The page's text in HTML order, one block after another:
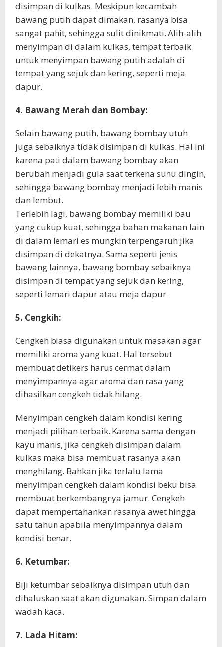
disimpan di kulkas. Meskipun kecambah
bawang putih dapat dimakan, rasanya bisa
sangat pahit, sehingga sulit dinikmati. Alih-alih
menyimpan di dalam kulkas, tempat terbaik
untuk menyimpan bawang putih adalah di
tempat yang sejuk dan kering, seperti meja
dapur.
4. Bawang Merah dan Bombay:
Selain bawang putih, bawang bombay utuh
juga sebaiknya tidak disimpan di kulkas. Hal ini
karena pati dalam bawang bombay akan
berubah menjadi gula saat terkena suhu dingin,
sehingga bawang bombay menjadi lebih manis
dan lembut.
Terlebih lagi, bawang bombay memiliki bau
yang cukup kuat, sehingga bahan makanan lain
di dalam lemari es mungkin terpengaruh jika
disimpan di dekatnya. Sama seperti jenis
bawang lainnya, bawang bombay sebaiknya
disimpan di tempat yang sejuk dan kering,
seperti lemari dapur atau meja dapur.
5. Cengkih:
Cengkeh biasa digunakan untuk masakan agar
memiliki aroma yang kuat. Hal tersebut
membuat detikers harus cermat dalam
menyimpannya agar aroma dan rasa yang
dihasilkan cengkeh tidak hilang.
Menyimpan cengkeh dalam kondisi kering
menjadi pilihan terbaik. Karena sama dengan
kayu manis, jika cengkeh disimpan dalam
kulkas maka bisa membuat rasanya akan
menghilang. Bahkan jika terlalu lama
menyimpan cengkeh dalam kondisi beku bisa
membuat berkembangnya jamur. Cengkeh
dapat mempertahankan rasanya awet hingga
satu tahun apabila menyimpannya dalam
kondisi benar.
6. Ketumbar:
Biji ketumbar sebaiknya disimpan utuh dan
dihaluskan saat akan digunakan. Simpan dalam
wadah kaca.
7. Lada Hitam: